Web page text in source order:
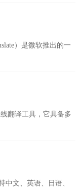
）是微软推出的一
翻译工具，它具备多
中文、英语、日语、